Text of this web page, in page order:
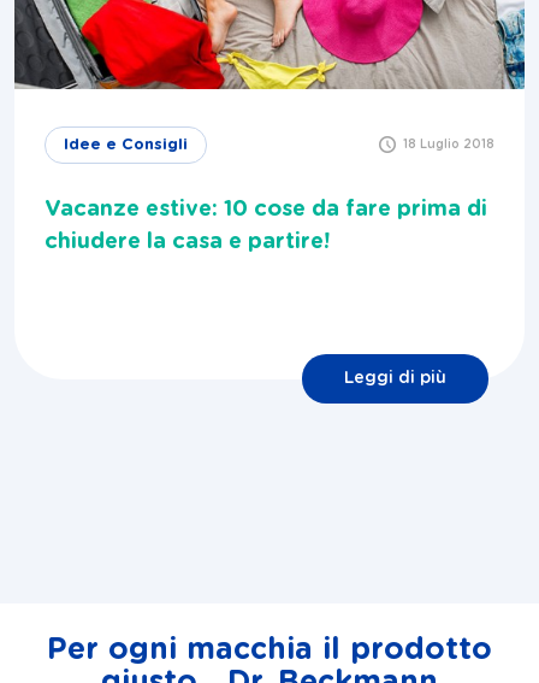
Idee e Consigli 18 Luglio 2018
Vacanze estive: 10 cose da fare prima di
chiudere la casa e partire!
Leggi di più
Per ogni macchia il prodotto